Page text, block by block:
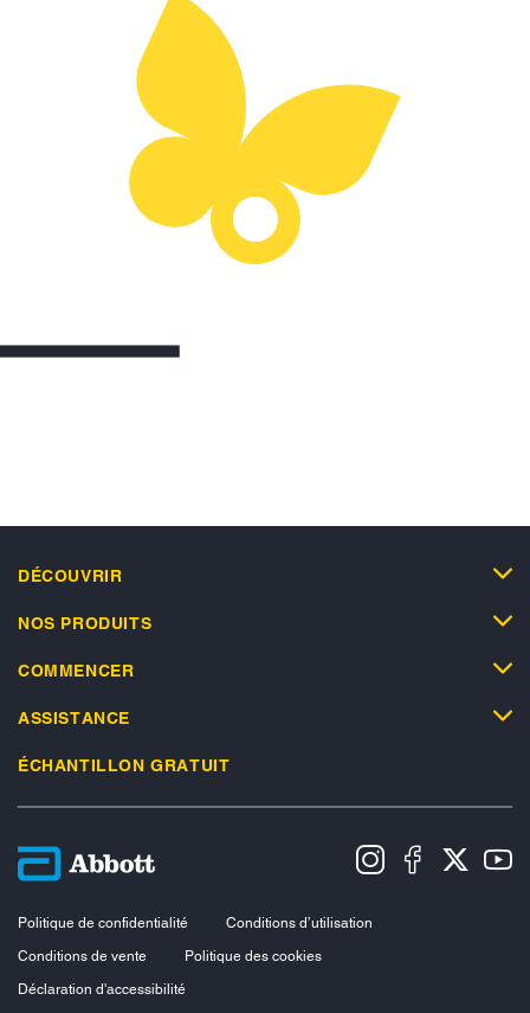
DÉCOUVRIR
NOS PRODUITS
COMMENCER
ASSISTANCE
ÉCHANTILLON GRATUIT
Politique de confidentialité
Conditions d’utilisation
Conditions de vente
Politique des cookies
Déclaration d'accessibilité